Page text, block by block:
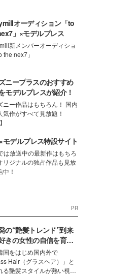
オーディション「to
」×モデルプレス
新メンバーオーディショ
the nex7」
ニープラスのおすすめ
モデルプレスが紹介！
ニー作品はもちろん！ 国内
気作がすべて見放題！
モデルプレス特設サイト
は放送中の最新作はもちろ
リジナルの独占作品も見放
中！
PR
の“艶髪トレンド”到来
きの女性の自信を育む
ケア事情」って？
国をはじめ国内外で
Hair（グラスヘア）」と
る艶髪スタイルが熱い視線